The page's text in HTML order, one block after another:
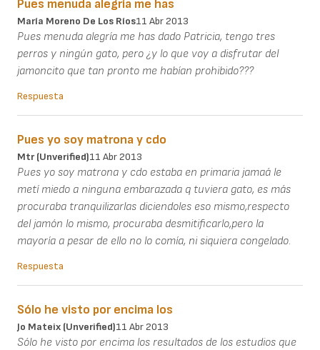
Pues menuda alegría me has
María Moreno De Los Ríos11 Abr 2013
Pues menuda alegría me has dado Patricia, tengo tres
perros y ningún gato, pero ¿y lo que voy a disfrutar del
jamoncito que tan pronto me habían prohibido???
Respuesta
Pues yo soy matrona y cdo
Mtr (unverified)11 Abr 2013
Pues yo soy matrona y cdo estaba en primaria jamaá le
metí miedo a ninguna embarazada q tuviera gato, es más
procuraba tranquilizarlas diciendoles eso mismo,respecto
del jamón lo mismo, procuraba desmitificarlo,pero la
mayoría a pesar de ello no lo comía, ni siquiera congelado.
Respuesta
Sólo he visto por encima los
Jo Mateix (unverified)11 Abr 2013
Sólo he visto por encima los resultados de los estudios que